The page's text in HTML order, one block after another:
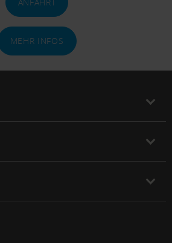
MEHR INFOS